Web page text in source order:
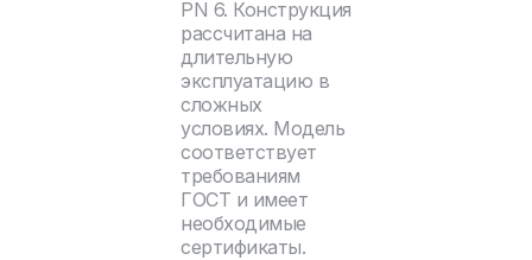
PN 6. Конструкция
рассчитана на
длительную
эксплуатацию в
сложных
условиях. Модель
соответствует
требованиям
ГОСТ и имеет
необходимые
сертификаты.